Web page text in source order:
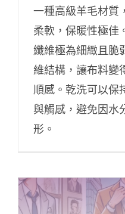
一種高級羊毛材質
柔軟，保暖性極佳
纖維極為細緻且脆
維結構，讓布料變
順感。乾洗可以保
與觸感，避免因水
形。